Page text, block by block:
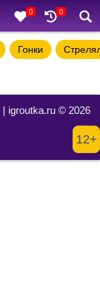
0 0
Гонки
| igroutka.ru © 2026
12+